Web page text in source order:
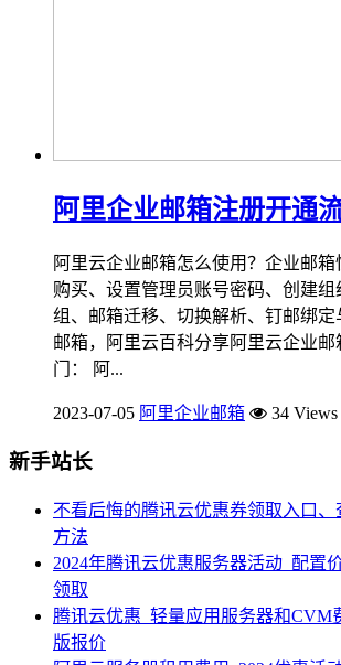
阿里企业邮箱注册开通
阿里云企业邮箱怎么使用？企业邮
购买、设置管理员账号密码、创建
组、邮箱迁移、切换解析、钉邮绑定
邮箱，阿里云百科分享阿里云企业邮
门： 阿...
2023-07-05 阿里企业邮箱 34 Views
新手站长
不看后悔的腾讯云优惠券领取入口、
方法
2024年腾讯云优惠服务器活动_配置
领取
腾讯云优惠_轻量应用服务器和CVM
版报价